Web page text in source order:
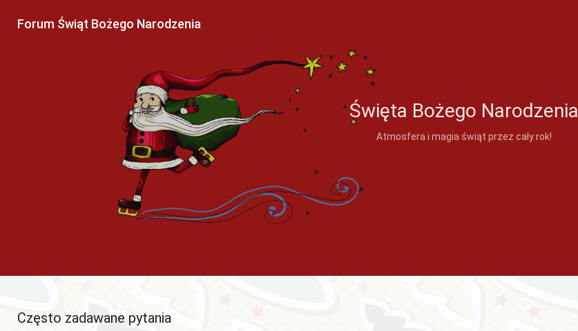
Forum Świąt Bożego Narodzenia
Święta Bożego Narodzenia
Atmosfera i magia świąt przez cały rok!
Często zadawane pytania